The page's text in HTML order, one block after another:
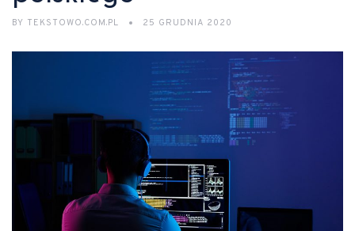
BY TEKSTOWO.COM.PL 25 GRUDNIA 2020